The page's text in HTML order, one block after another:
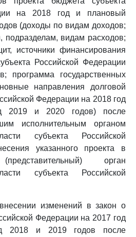
на 2018 год и плановый
(доходы по видам доходов;
подразделам, видам расходов;
источники финансирования
Российской Федерации
программа государственных
направления долговой
Федерации на 2018 год
2019 и 2020 годов) после
исполнительным органом
субъекта Российской
указанного проекта в
орган
субъекта Российской
изменений в закон о
Федерации на 2017 год
2018 и 2019 годов после